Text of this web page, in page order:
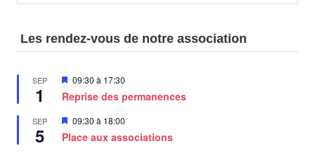
Les rendez-vous de notre association
SEP
1
Mis
avant
09:30 à 17:30
Reprise des permanences
SEP
5
Mis
avant
09:30 à 18:00
Place aux associations